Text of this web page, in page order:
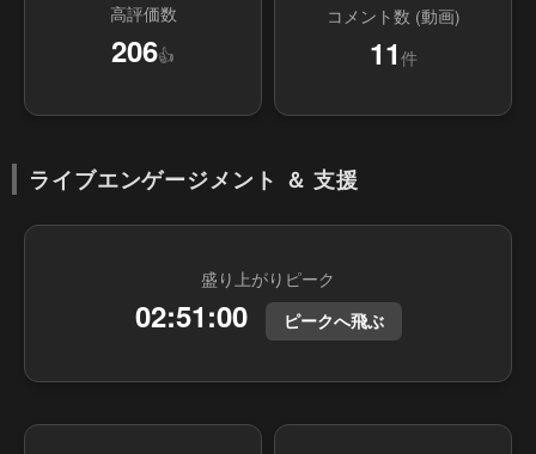
高評価数
206👍
コメント数 (動画)
11 件
ライブエンゲージメント ＆ 支援
盛り上がりピーク
02:51:00 ピークへ飛ぶ